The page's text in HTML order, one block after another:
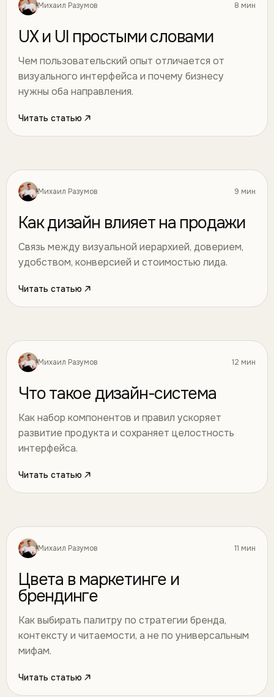
Дизайн 25
Михаил Разумов 8 мин
UX и UI простыми словами
Чем пользовательский опыт отличается от
визуального интерфейса и почему бизнесу
нужны оба направления.
Читать статью
Дизайн 26
Михаил Разумов 9 мин
Как дизайн влияет на продажи
Связь между визуальной иерархией, доверием,
удобством, конверсией и стоимостью лида.
Читать статью
Дизайн 27
Михаил Разумов 12 мин
Что такое дизайн-система
Как набор компонентов и правил ускоряет
развитие продукта и сохраняет целостность
интерфейса.
Читать статью
Дизайн 28
Михаил Разумов 11 мин
Цвета в маркетинге и
брендинге
Как выбирать палитру по стратегии бренда,
контексту и читаемости, а не по универсальным
мифам.
Читать статью